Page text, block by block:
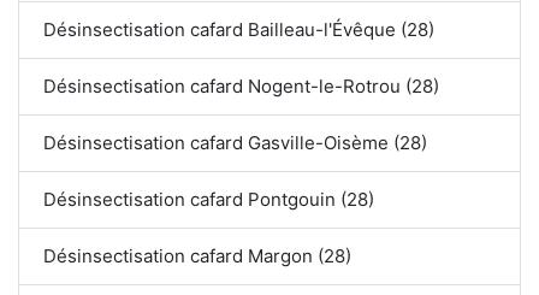
Désinsectisation cafard Bailleau-l'Évêque (28)
Désinsectisation cafard Nogent-le-Rotrou (28)
Désinsectisation cafard Gasville-Oisème (28)
Désinsectisation cafard Pontgouin (28)
Désinsectisation cafard Margon (28)